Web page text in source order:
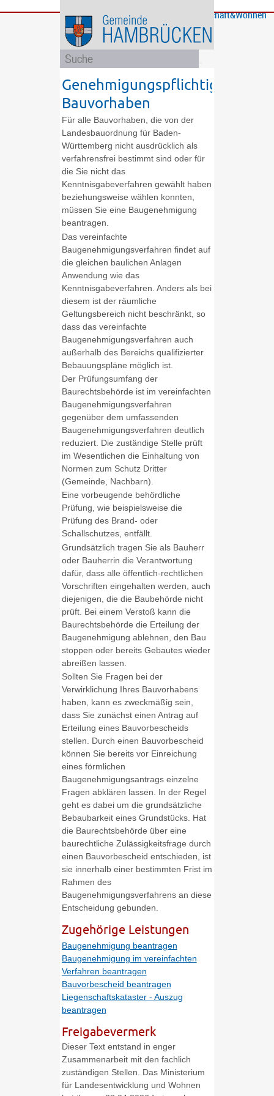
Bürgerservice
GemeindeBildung
und
Soziales
Rathaus
und
Politik
Wirtschaft&Wohnen
Genehmigungspflichtige
Bauvorhaben
Für alle Bauvorhaben, die von der
Landesbauordnung für Baden-
Württemberg nicht ausdrücklich als
verfahrensfrei bestimmt sind oder für
die Sie nicht das
Kenntnisgabeverfahren gewählt haben
beziehungsweise wählen konnten,
müssen Sie eine Baugenehmigung
beantragen.
Das vereinfachte
Baugenehmigungsverfahren findet auf
die gleichen baulichen Anlagen
Anwendung wie das
Kenntnisgabeverfahren. Anders als bei
diesem ist der räumliche
Geltungsbereich nicht beschränkt, so
dass das vereinfachte
Baugenehmigungsverfahren auch
außerhalb des Bereichs qualifizierter
Bebauungspläne möglich ist.
Der Prüfungsumfang der
Baurechtsbehörde ist im vereinfachten
Baugenehmigungsverfahren
gegenüber dem umfassenden
Baugenehmigungsverfahren deutlich
reduziert. Die zuständige Stelle prüft
im Wesentlichen die Einhaltung von
Normen zum Schutz Dritter
(Gemeinde, Nachbarn).
Eine vorbeugende behördliche
Prüfung, wie beispielsweise die
Prüfung des Brand- oder
Schallschutzes, entfällt.
Grundsätzlich tragen Sie als Bauherr
oder Bauherrin die Verantwortung
dafür, dass alle öffentlich-rechtlichen
Vorschriften eingehalten werden, auch
diejenigen, die die Baubehörde nicht
prüft. Bei einem Verstoß kann die
Baurechtsbehörde die Erteilung der
Baugenehmigung ablehnen, den Bau
stoppen oder bereits Gebautes wieder
abreißen lassen.
Sollten Sie Fragen bei der
Verwirklichung Ihres Bauvorhabens
haben, kann es zweckmäßig sein,
dass Sie zunächst einen Antrag auf
Erteilung eines Bauvorbescheids
stellen. Durch einen Bauvorbescheid
können Sie bereits vor Einreichung
eines förmlichen
Baugenehmigungsantrags einzelne
Fragen abklären lassen. In der Regel
geht es dabei um die grundsätzliche
Bebaubarkeit eines Grundstücks. Hat
die Baurechtsbehörde über eine
baurechtliche Zulässigkeitsfrage durch
einen Bauvorbescheid entschieden, ist
sie innerhalb einer bestimmten Frist im
Rahmen des
Baugenehmigungsverfahrens an diese
Entscheidung gebunden.
Zugehörige Leistungen
Baugenehmigung beantragen
Baugenehmigung im vereinfachten
Verfahren beantragen
Bauvorbescheid beantragen
Liegenschaftskataster - Auszug
beantragen
Freigabevermerk
Dieser Text entstand in enger
Zusammenarbeit mit den fachlich
zuständigen Stellen. Das Ministerium
für Landesentwicklung und Wohnen